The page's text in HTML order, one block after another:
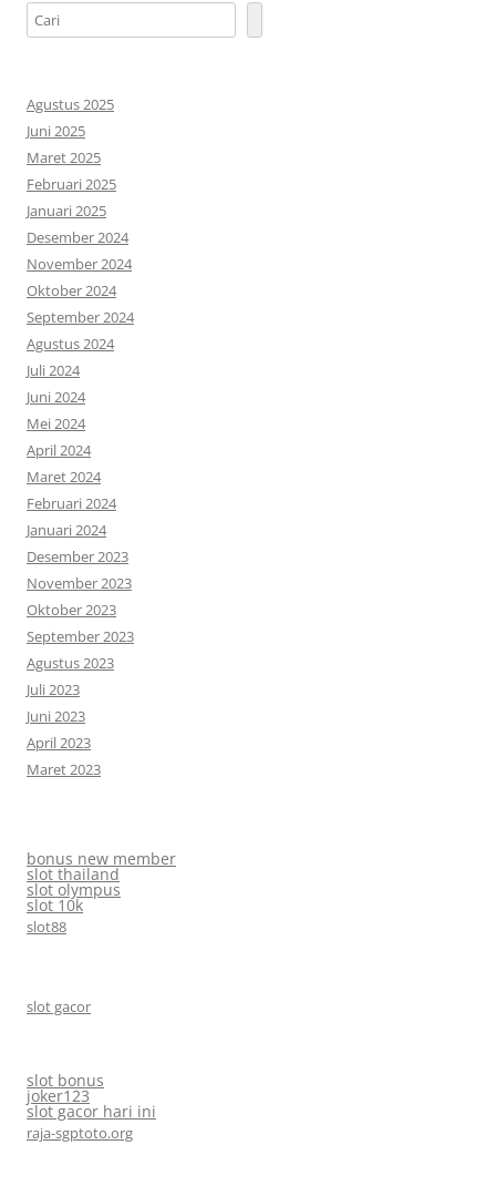
Agustus 2025
Juni 2025
Maret 2025
Februari 2025
Januari 2025
Desember 2024
November 2024
Oktober 2024
September 2024
Agustus 2024
Juli 2024
Juni 2024
Mei 2024
April 2024
Maret 2024
Februari 2024
Januari 2024
Desember 2023
November 2023
Oktober 2023
September 2023
Agustus 2023
Juli 2023
Juni 2023
April 2023
Maret 2023
bonus new member
slot thailand
slot olympus
slot 10k
slot88
slot gacor
slot bonus
joker123
slot gacor hari ini
raja-sgptoto.org